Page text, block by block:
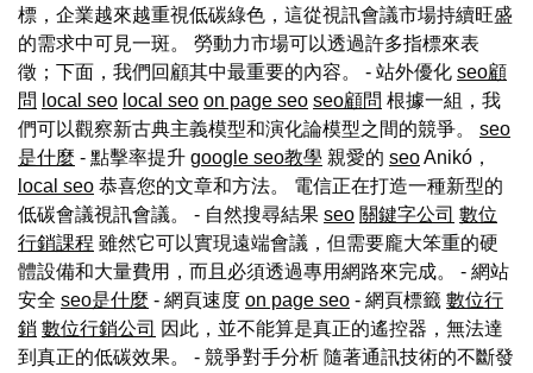
標，企業越來越重視低碳綠色，這從視訊會議市場持續旺盛
的需求中可見一斑。 勞動力市場可以透過許多指標來表
徵；下面，我們回顧其中最重要的內容。 - 站外優化 seo顧
問 local seo local seo on page seo seo顧問 根據一組，我
們可以觀察新古典主義模型和演化論模型之間的競爭。 seo
是什麼 - 點擊率提升 google seo教學 親愛的 seoAnikó，
local seo 恭喜您的文章和方法。 電信正在打造一種新型的
低碳會議視訊會議。 - 自然搜尋結果 seo 關鍵字公司 數位
行銷課程 雖然它可以實現遠端會議，但需要龐大笨重的硬
體設備和大量費用，而且必須透過專用網路來完成。 - 網站
安全 seo是什麼 - 網頁速度 on page seo - 網頁標籤 數位行
銷 數位行銷公司 因此，並不能算是真正的遙控器，無法達
到真正的低碳效果。 - 競爭對手分析 隨著通訊技術的不斷發